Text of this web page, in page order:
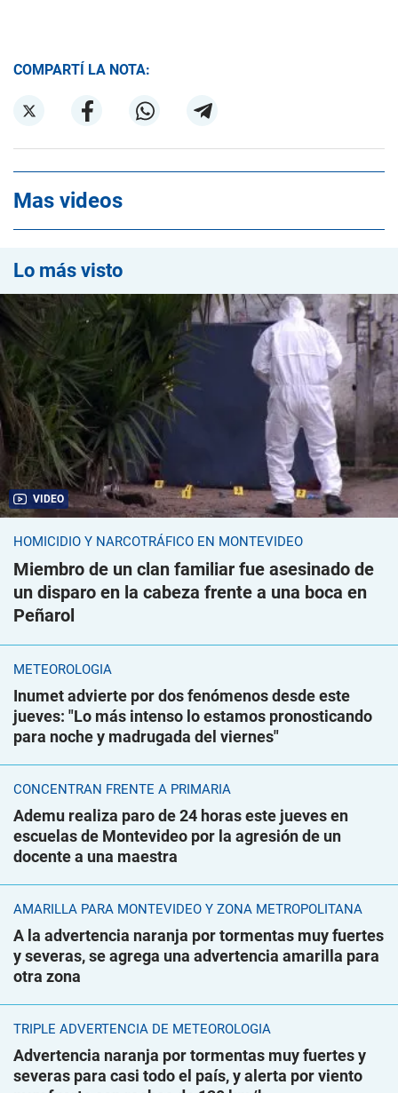
COMPARTÍ LA NOTA:
Mas videos
Lo más visto
VIDEO
HOMICIDIO Y NARCOTRÁFICO EN MONTEVIDEO
Miembro de un clan familiar fue asesinado de
un disparo en la cabeza frente a una boca en
Peñarol
METEOROLOGÍA
Inumet advierte por dos fenómenos desde este
jueves: "Lo más intenso lo estamos pronosticando
para noche y madrugada del viernes"
CONCENTRAN FRENTE A PRIMARIA
Ademu realiza paro de 24 horas este jueves en
escuelas de Montevideo por la agresión de un
docente a una maestra
AMARILLA PARA MONTEVIDEO Y ZONA METROPOLITANA
A la advertencia naranja por tormentas muy fuertes
y severas, se agrega una advertencia amarilla para
otra zona
TRIPLE ADVERTENCIA DE METEOROLOGÍA
Advertencia naranja por tormentas muy fuertes y
severas para casi todo el país, y alerta por viento